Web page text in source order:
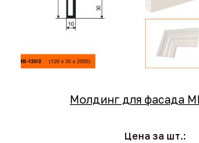
Молдинг для фасада
Цена за шт.: